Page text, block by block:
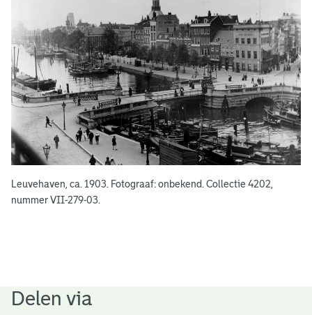
n
Leuvehaven, ca. 1903. Fotograaf: onbekend. Collectie 4202,
nummer VII-279-03.
Delen via